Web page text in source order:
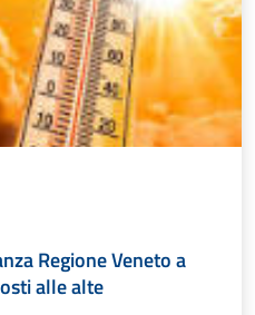
Regione Veneto a
alle alte